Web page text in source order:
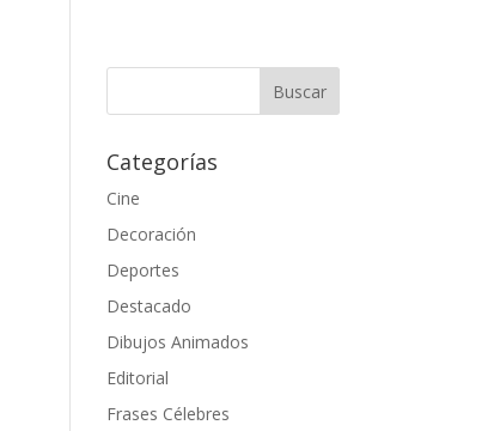
Categorías
Cine
Decoración
Deportes
Destacado
Dibujos Animados
Editorial
Frases Célebres